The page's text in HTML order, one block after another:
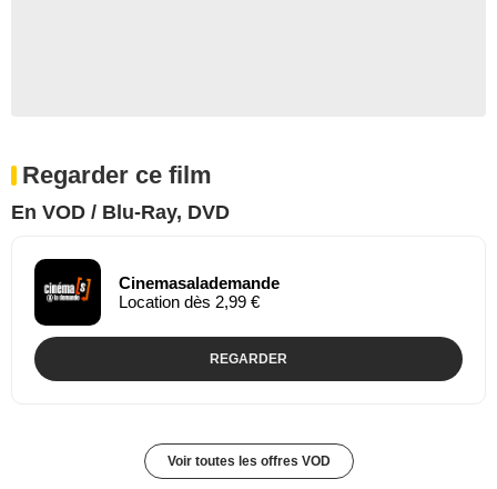
Regarder ce film
En VOD / Blu-Ray, DVD
Cinemasalademande
Location dès 2,99 €
REGARDER
Voir toutes les offres VOD